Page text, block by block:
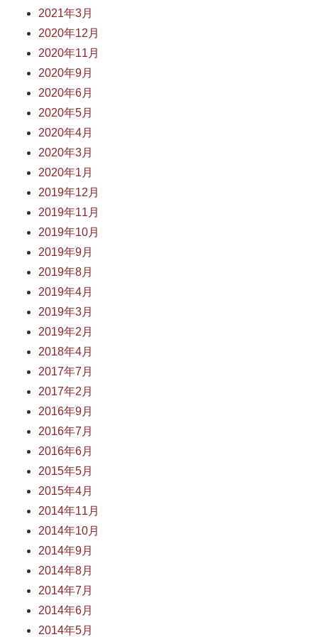
2021年3月
2020年12月
2020年11月
2020年9月
2020年6月
2020年5月
2020年4月
2020年3月
2020年1月
2019年12月
2019年11月
2019年10月
2019年9月
2019年8月
2019年4月
2019年3月
2019年2月
2018年4月
2017年7月
2017年2月
2016年9月
2016年7月
2016年6月
2015年5月
2015年4月
2014年11月
2014年10月
2014年9月
2014年8月
2014年7月
2014年6月
2014年5月